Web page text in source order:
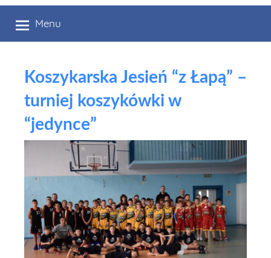
Menu
Koszykarska Jesień “z Łapą” –
turniej koszykówki w
“jedynce”